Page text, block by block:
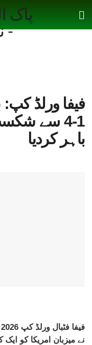
فیفا ورلڈ کپ:
1-4 سے
باہر کردیا